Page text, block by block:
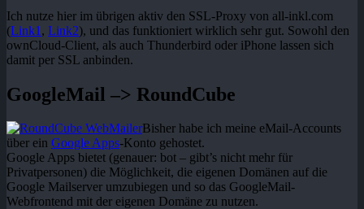
Ich nutze hier im übrigen aktiv den SSL-Proxy von all-inkl.com
(Link1 , Link2), und das funktioniert wirklich sehr gut. Sowohl den
ownCloud-Client, als auch Thunderbird oder iPhone lassen sich
damit per SSL anbinden.
GoogleMail –> RoundCube
Bisher habe ich meine eMail-Accounts
über ein Google Apps-Konto gehostet.
Google Apps bietet (genauer: bot – gibt’s nicht mehr für
Privatpersonen) die Möglichkeit, die eigenen Domänen auf die
Google Mailserver umzubiegen und so das GoogleMail-
Webfrontend mit der eigenen Domäne zu nutzen.